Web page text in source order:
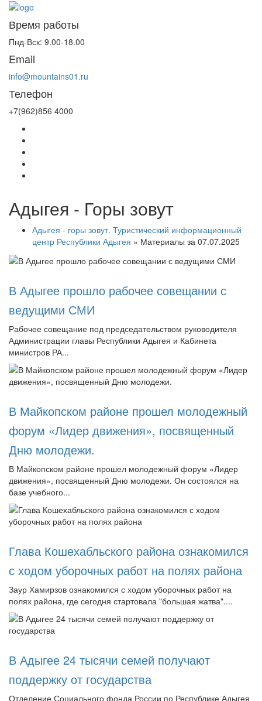
Время работы
Пнд-Вск: 9.00-18.00
Email
info@mountains01.ru
Телефон
+7(962)856 4000
Адыгея - Горы зовут
Адыгея - горы зовут. Туристический информационный
центр Республики Адыгея » Материалы за 07.07.2025
В Адыгее прошло рабочее совещании с
ведущими СМИ
Рабочее совещание под председательством руководителя
Администрации главы Республики Адыгея и Кабинета
министров РА...
В Майкопском районе прошел молодежный
форум «Лидер движения», посвященный
Дню молодежи.
В Майкопском районе прошел молодежный форум «Лидер
движения», посвященный Дню молодежи. Он состоялся на
базе учебного...
Глава Кошехабльского района ознакомился
с ходом уборочных работ на полях района
Заур Хамирзов ознакомился с ходом уборочных работ на
полях района, где сегодня стартовала "большая жатва"....
В Адыгее 24 тысячи семей получают
поддержку от государства
Отделение Социального фонда России по Республике Адыгея